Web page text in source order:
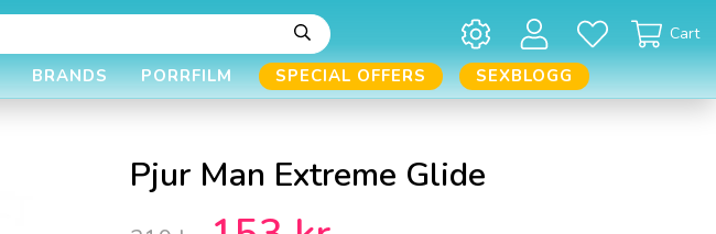
Cart
BRANDS PORRFILM SPECIAL OFFERS SEXBLOGG
Pjur Man Extreme Glide